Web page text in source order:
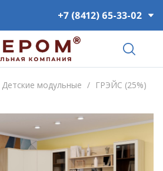
+7 (8412) 65-33-02
Детские модульные / ГРЭЙС (25%)